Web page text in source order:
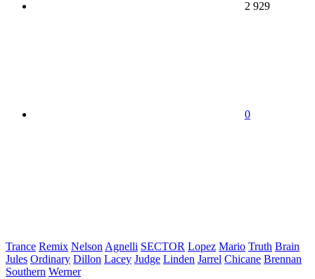
2 929
0
Trance Remix Nelson Agnelli SECTOR Lopez Mario Truth Brain
Jules Ordinary Dillon Lacey Judge Linden Jarrel Chicane Brennan
Southern Werner